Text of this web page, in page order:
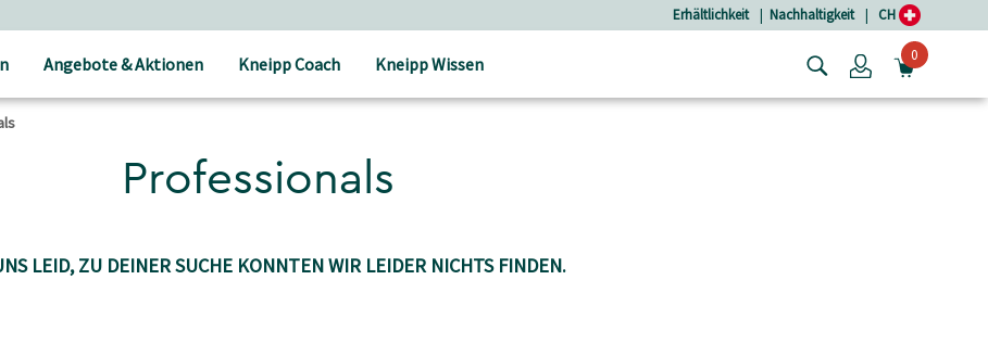
Erhältlichkeit | Nachhaltigkeit | CH
Angebote & Aktionen Kneipp Coach Kneipp Wissen Login0
Professionals
LEID, ZU DEINER SUCHE KONNTEN WIR LEIDER NICHTS FINDEN.